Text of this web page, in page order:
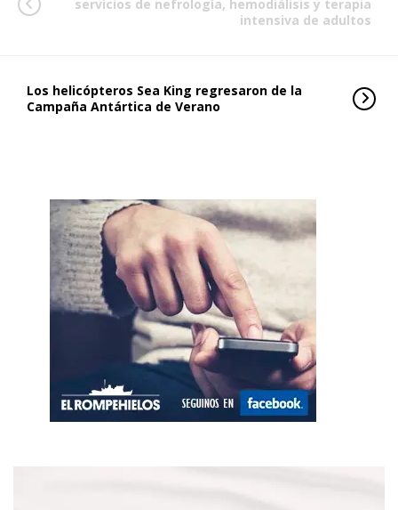
servicios de nefrología, hemodiálisis y terapia
intensiva de adultos
Los helicópteros Sea King regresaron de la
Campaña Antártica de Verano